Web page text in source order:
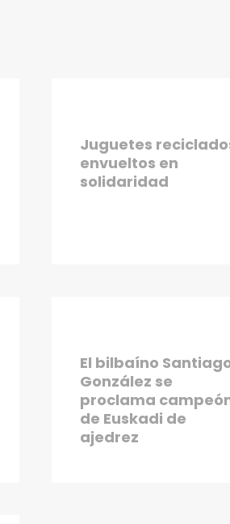
Juguetes
envueltos en
solidaridad
El bilbaíno
González se
proclama
de Euskadi de
ajedrez